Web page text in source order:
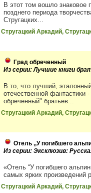
В этот том вошло знаковое
позднего периода
Стругацких...
Стругацкий Аркадий,
Град обреченный
Из серии: Лучшие книги
В то, что лучший,
отечественной фантастики
обреченный" братьев...
Стругацкий Аркадий,
Отель ,,У погибшего
Из серии: Эксклюзив:
«Отель “У погибшего
самых ярких произведений
Стругацкий Аркадий,